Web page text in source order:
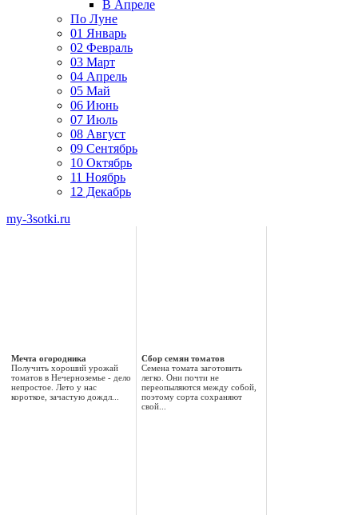
В Апреле
По Луне
01 Январь
02 Февраль
03 Март
04 Апрель
05 Май
06 Июнь
07 Июль
08 Август
09 Сентябрь
10 Октябрь
11 Ноябрь
12 Декабрь
my-3sotki.ru
Мечта огородника
Получить хороший урожай
томатов в Нечерноземье - дело
непростое. Лето у нас
короткое, зачастую дождл...
Сбор семян томатов
Семена томата заготовить
легко. Они почти не
переопыляются между собой,
поэтому сорта сохраняют
свой...